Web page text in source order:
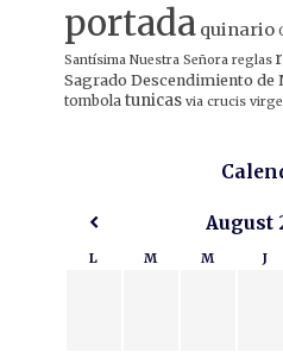
portada quinario
Santísima Nuestra Señora reglas
Sagrado Descendimiento de
tombola tunicas via crucis
August
L M M J